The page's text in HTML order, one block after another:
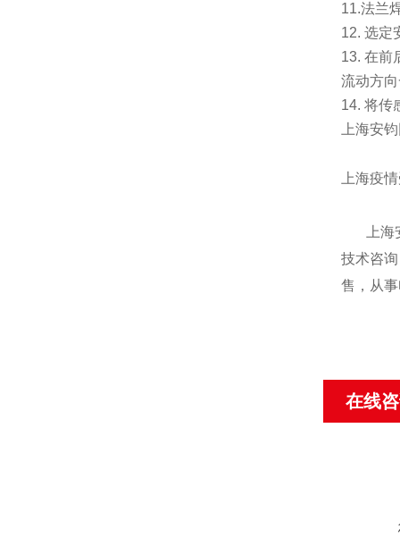
11.法兰
12. 选定
13. 在前
流动方
14. 将传
上海安
上海疫
上
技术咨
售，从
在线